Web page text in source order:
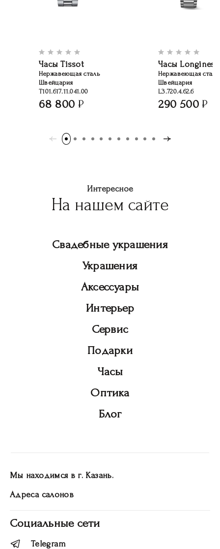
Часы Tissot
Нержавеющая сталь
Швейцария
T101.617.11.041.00
68 800
Часы Longines
Нержавеющая сталь
Швейцария
L3.720.4.62.6
290 500
Интересное
На нашем сайте
Свадебные украшения
Украшения
Аксессуары
Интерьер
Сервис
Подарки
Часы
Оптика
Блог
Мы находимся в г. Казань.
Адреса салонов
Социальные сети
Telegram